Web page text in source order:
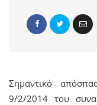
Σημαντικό
9/2/2014 του